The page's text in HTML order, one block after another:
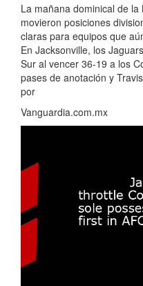
La mañana dominical de
movieron posiciones
claras para equipos que
En Jacksonville, los
Sur al vencer 36-19 a los
pases de anotación y
por
Vanguardia.com.mx